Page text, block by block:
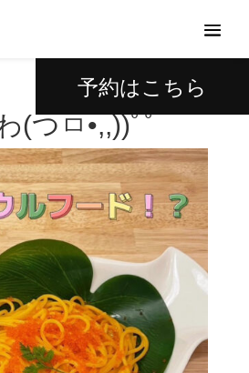
予約はこちら
(つㅁ•,,))ﾟﾟ